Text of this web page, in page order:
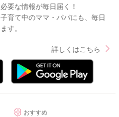
要な情報が毎日届く！
育て中のママ・パパにも、毎日
す。
詳しくはこちら
おすすめ